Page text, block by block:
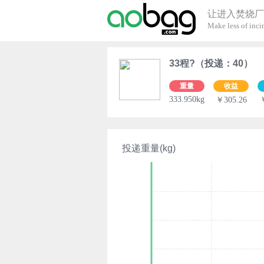
让进入焚烧
Make less of
33程?（投递：40）
重量
333.950kg
收益
￥305.26
投递重量(kg)